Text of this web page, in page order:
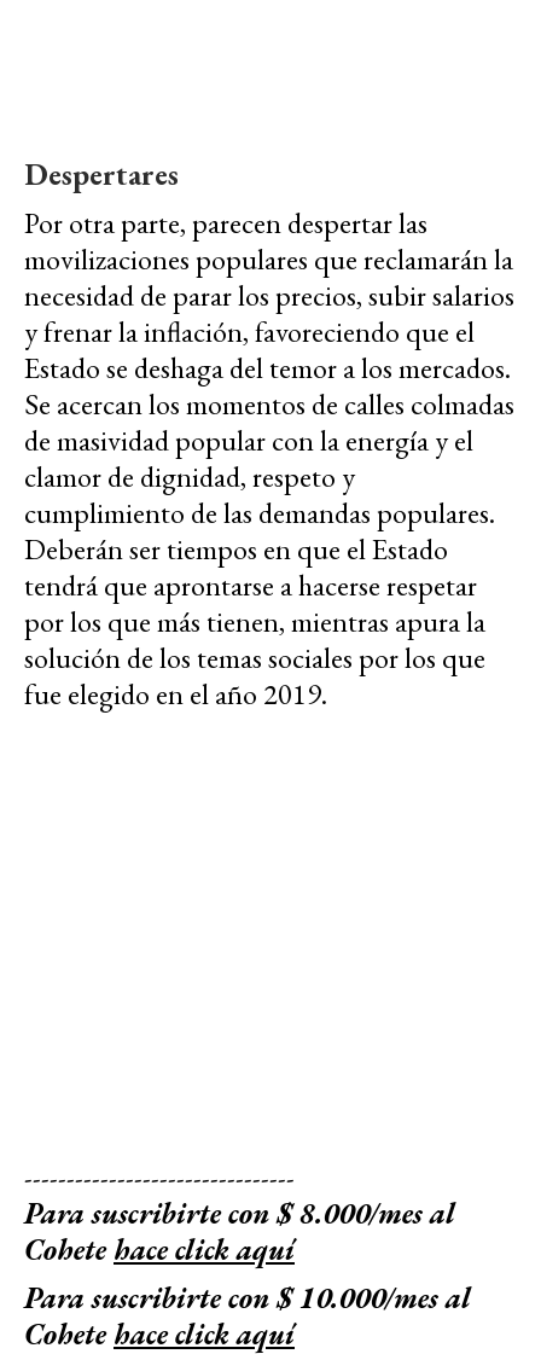
Despertares
Por otra parte, parecen despertar las
movilizaciones populares que reclamarán la
necesidad de parar los precios, subir salarios
y frenar la inflación, favoreciendo que el
Estado se deshaga del temor a los mercados.
Se acercan los momentos de calles colmadas
de masividad popular con la energía y el
clamor de dignidad, respeto y
cumplimiento de las demandas populares.
Deberán ser tiempos en que el Estado
tendrá que aprontarse a hacerse respetar
por los que más tienen, mientras apura la
solución de los temas sociales por los que
fue elegido en el año 2019.
--------------------------------
Para suscribirte con $ 8.000/mes al
Cohetehace click aquí
Para suscribirte con $ 10.000/mes al
Cohetehace click aquí